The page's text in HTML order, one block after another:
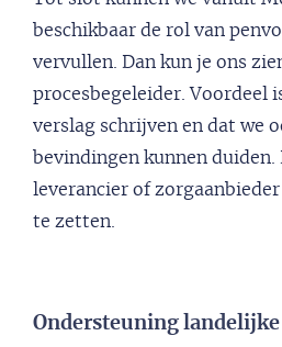
beschikbaar de rol van
vervullen. Dan kun je ons
procesbegeleider. Voordeel
verslag schrijven en dat we
bevindingen kunnen duiden.
leverancier of
te zetten.
Ondersteuning